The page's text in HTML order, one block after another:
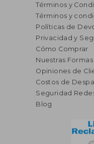
Términos y
Términos y
Políticas de
Privacidad y
Cómo Comprar
Nuestras
Opiniones de
Costos de
Seguridad
Blog